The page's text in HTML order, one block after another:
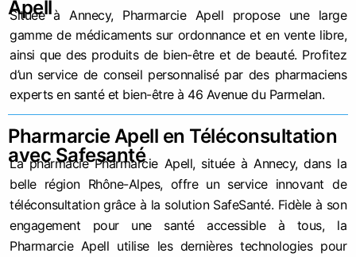
Apell
Située à Annecy, Pharmarcie Apell propose une large
gamme de médicaments sur ordonnance et en vente libre,
ainsi que des produits de bien-être et de beauté. Profitez
d’un service de conseil personnalisé par des pharmaciens
experts en santé et bien-être à 46 Avenue du Parmelan.
Pharmarcie Apell en Téléconsultation
avec Safesanté
La pharmacie Pharmarcie Apell, située à Annecy, dans la
belle région Rhône-Alpes, offre un service innovant de
téléconsultation grâce à la solution SafeSanté. Fidèle à son
engagement pour une santé accessible à tous, la
Pharmarcie Apell utilise les dernières technologies pour